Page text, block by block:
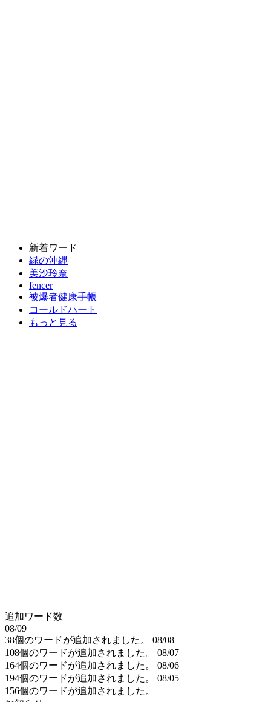
新着ワード
緑の沖縄
美沙玲奈
fencer
被爆者健康手帳
コールドハート
もっと見る
追加ワード数
08/09
38個のワードが追加されました。
08/08
108個のワードが追加されました。
08/07
164個のワードが追加されました。
08/06
194個のワードが追加されました。
08/05
156個のワードが追加されました。